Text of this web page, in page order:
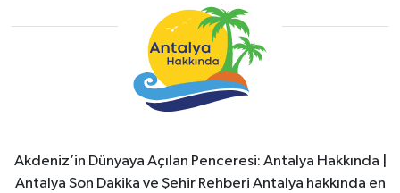
Akdeniz’in Dünyaya Açılan Penceresi: Antalya Hakkında |
Antalya Son Dakika ve Şehir Rehberi Antalya hakkında en